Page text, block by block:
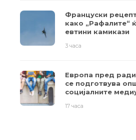
Француски
како „Рафалите“
евтини камикази
3 часа
Европа пред
се подготвува
социјалните
17 часа